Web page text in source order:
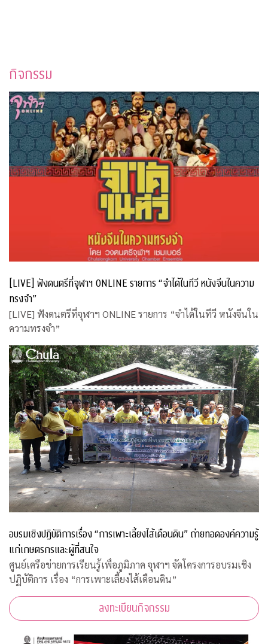
กิจกรรม
[LIVE] ฟังดนตรีที่จุฬาฯ ONLINE รายการ “จำได้ในทีวี หนังจีนในความ
ทรงจำ”
[LIVE] ฟังดนตรีที่จุฬาฯ ONLINE รายการ “จำได้ในทีวี หนังจีนใน
ความทรงจำ”
อบรมเชิงปฏิบัติการเรื่อง “การเพาะเลี้ยงไส้เดือนดิน” ถ่ายทอดองค์ความรู้
แก่เกษตรกรและผู้ที่สนใจ
ศูนย์เครือข่ายการเรียนรู้เพื่อภูมิภาค จุฬาฯ จัดโครงการอบรมเชิง
ปฏิบัติการ เรื่อง “การเพาะเลี้ยงไส้เดือนดิน”
ลงทะเบียนกิจกรรม